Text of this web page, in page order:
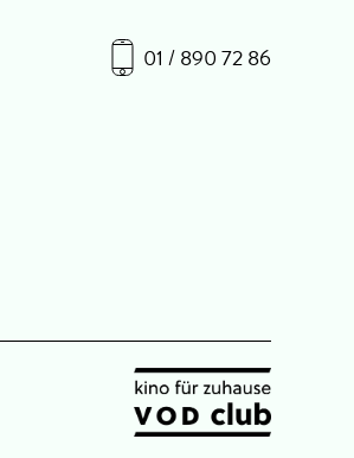
01 / 890 72 86